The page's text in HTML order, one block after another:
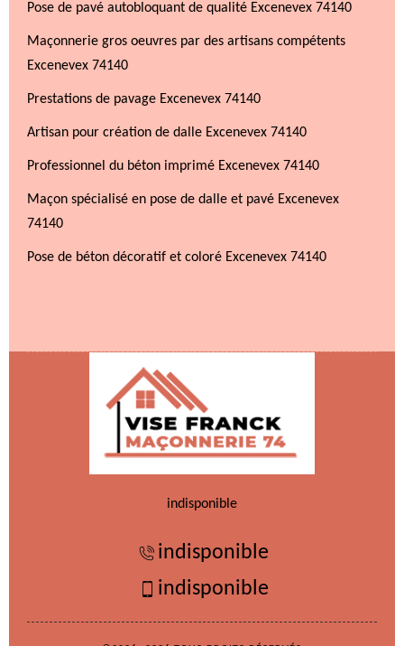
Pose de pavé autobloquant de qualité Excenevex 74140
Maçonnerie gros oeuvres par des artisans compétents
Excenevex 74140
Prestations de pavage Excenevex 74140
Artisan pour création de dalle Excenevex 74140
Professionnel du béton imprimé Excenevex 74140
Maçon spécialisé en pose de dalle et pavé Excenevex
74140
Pose de béton décoratif et coloré Excenevex 74140
indisponible
indisponible
indisponible